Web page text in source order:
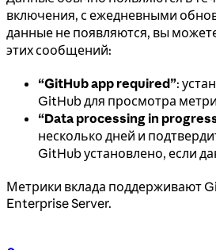
включения, с ежедневными
данные не появляются, вы
этих сообщений:
“GitHub app required”:
GitHub для просмотра
“Data processing in
несколько дней и
GitHub установлено, если
Метрики вклада поддерживают
Enterprise Server.